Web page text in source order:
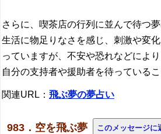
さらに、喫茶店の行列に並んで待つ
生活に物足りなさを感じ、刺激や変
っていますが、不安や恐れなどによ
自分の支持者や援助者を待っている
関連URL： 飛ぶ夢の夢占い
983．空を飛ぶ夢